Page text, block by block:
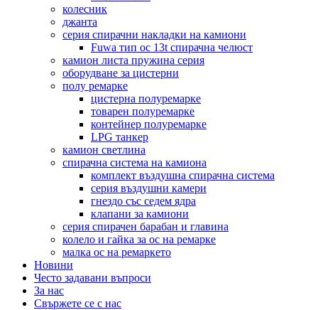
колесник
джанта
серия спирачни накладки на камиони
Fuwa тип ос 13t спирачна челюст
камион листа пружина серия
оборудване за цистерни
полу ремарке
цистерна полуремарке
товарен полуремарке
контейнер полуремарке
LPG танкер
камион светлина
спирачна система на камиона
комплект въздушна спирачна система
серия въздушни камери
гнездо със седем ядра
клапани за камиони
серия спирачен барабан и главина
колело и гайка за ос на ремарке
малка ос на ремаркето
Новини
Често задавани въпроси
За нас
Свържете се с нас